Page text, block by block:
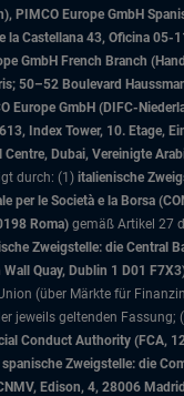
PIMCO Europe GmbH
la Castellana 43, Oficina 05-
GmbH French Branch
50–52 Boulevard
Europe GmbH (DIFC-
Index Tower, 10. Etage,
Centre, Dubai, Vereinigte
durch: (1) italienische
per le Società e la Borsa
Roma) gemäß Artikel 27
Zweigstelle: die Central
Quay, Dublin 1 D01
(über Märkte für
jeweils geltenden Fassung;
Conduct Authority (FCA,
Zweigstelle: die
Edison, 4, 28006